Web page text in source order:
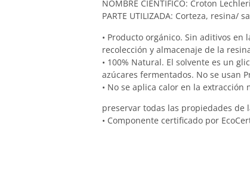
NOMBRE CIENTÍFICO: Croton
PARTE UTILIZADA: Corteza, resina/
• Producto orgánico. Sin aditivos en
recolección y almacenaje de la
• 100% Natural. El solvente es un
azúcares fermentados. No se usan
• No se aplica calor en la
preservar todas las propiedades de
• Componente certificado por